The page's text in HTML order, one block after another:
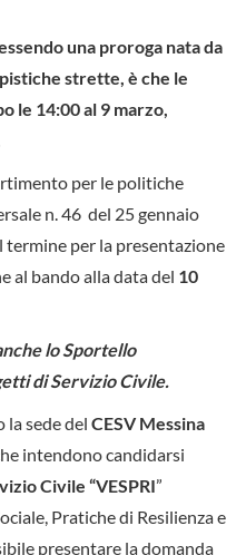
una proroga nata da
strette, è che le
le 14:00 al 9 marzo,
per le politiche
n. 46 del 25 gennaio
per la presentazione
al bando alla data del 10
lo Sportello
di Servizio Civile.
la sede del CESV Messina
intendono candidarsi
Civile “VESPRI”
Pratiche di Resilienza e
presentare la domanda